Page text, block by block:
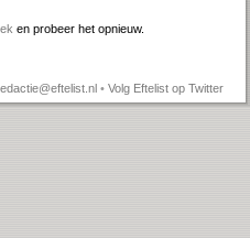
en probeer het opnieuw.
• Volg Eftelist op Twitter